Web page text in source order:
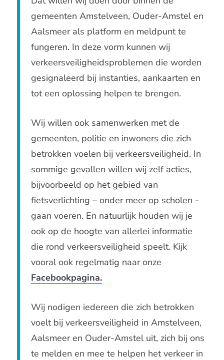
gemeenten Amstelveen, Ouder-Amstel en
Aalsmeer als platform en meldpunt te
fungeren. In deze vorm kunnen wij
verkeersveiligheidsproblemen die worden
gesignaleerd bij instanties, aankaarten en
tot een oplossing helpen te brengen.
Wij willen ook samenwerken met de
gemeenten, politie en inwoners die zich
betrokken voelen bij verkeersveiligheid. In
sommige gevallen willen wij zelf acties,
bijvoorbeeld op het gebied van
fietsverlichting – onder meer op scholen -
gaan voeren. En natuurlijk houden wij je
ook op de hoogte van allerlei informatie
die rond verkeersveiligheid speelt. Kijk
vooral ook regelmatig naar onze
Facebookpagina.
Wij nodigen iedereen die zich betrokken
voelt bij verkeersveiligheid in Amstelveen,
Aalsmeer en Ouder-Amstel uit, zich bij ons
te melden en mee te helpen het verkeer in